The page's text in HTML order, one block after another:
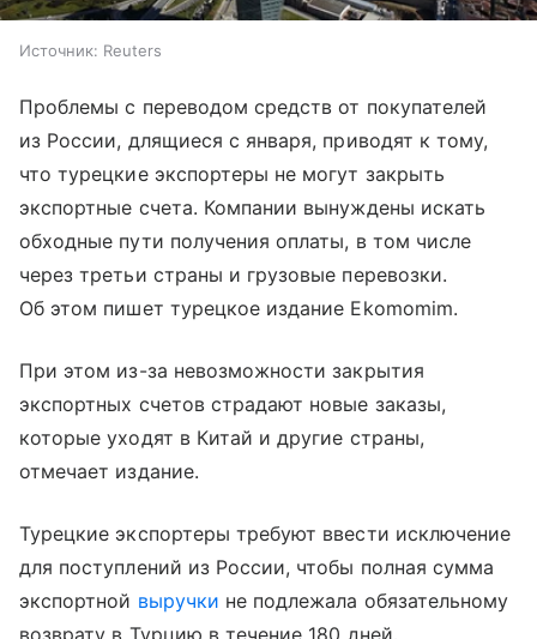
Источник: Reuters
Проблемы с переводом средств от покупателей
из России, длящиеся с января, приводят к тому,
что турецкие экспортеры не могут закрыть
экспортные счета. Компании вынуждены искать
обходные пути получения оплаты, в том числе
через третьи страны и грузовые перевозки.
Об этом пишет турецкое издание Ekomomim.
При этом из-за невозможности закрытия
экспортных счетов страдают новые заказы,
которые уходят в Китай и другие страны,
отмечает издание.
Турецкие экспортеры требуют ввести исключение
для поступлений из России, чтобы полная сумма
экспортной выручки не подлежала обязательному
возврату в Турцию в течение 180 дней.